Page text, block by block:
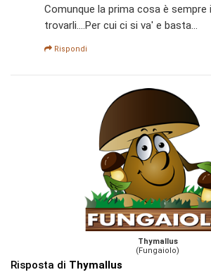
Comunque la prima cosa è sempre
trovarli....Per cui ci si va' e basta...
Rispondi
Thymallus
(Fungaiolo)
Risposta di Thymallus